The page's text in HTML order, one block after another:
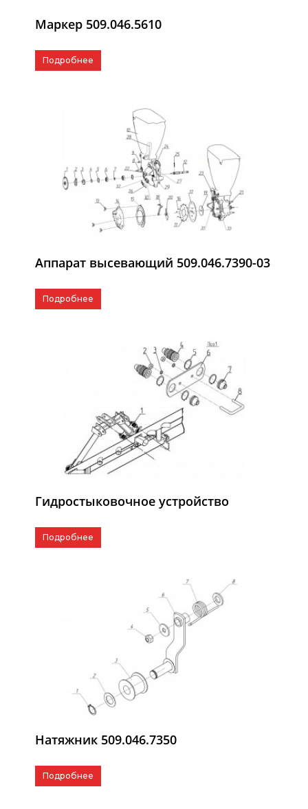
Маркер 509.046.5610
Подробнее
Аппарат высевающий 509.046.7390-03
Подробнее
Гидростыковочное устройство
Подробнее
Натяжник 509.046.7350
Подробнее